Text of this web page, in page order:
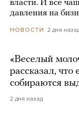
власти. И все
давления на
НОВОСТИ 2 дня
«Веселый
рассказал, что
собираются
2 дня назад